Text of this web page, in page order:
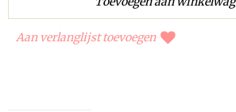
Aan verlanglijst toevoegen